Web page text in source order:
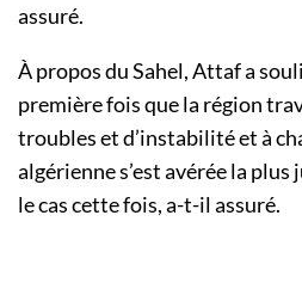
assuré.
À propos du Sahel, Attaf a
première fois que la région
troubles et d’instabilité et à
algérienne s’est avérée la plus
le cas cette fois, a-t-il assuré.